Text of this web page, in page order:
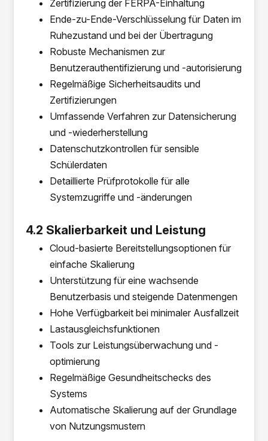
Zertifizierung der FERPA-Einhaltung
Ende-zu-Ende-Verschlüsselung für Daten im
Ruhezustand und bei der Übertragung
Robuste Mechanismen zur
Benutzerauthentifizierung und -autorisierung
Regelmäßige Sicherheitsaudits und
Zertifizierungen
Umfassende Verfahren zur Datensicherung
und -wiederherstellung
Datenschutzkontrollen für sensible
Schülerdaten
Detaillierte Prüfprotokolle für alle
Systemzugriffe und -änderungen
4.2 Skalierbarkeit und Leistung
Cloud-basierte Bereitstellungsoptionen für
einfache Skalierung
Unterstützung für eine wachsende
Benutzerbasis und steigende Datenmengen
Hohe Verfügbarkeit bei minimaler Ausfallzeit
Lastausgleichsfunktionen
Tools zur Leistungsüberwachung und -
optimierung
Regelmäßige Gesundheitschecks des
Systems
Automatische Skalierung auf der Grundlage
von Nutzungsmustern